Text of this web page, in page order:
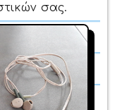
σας.